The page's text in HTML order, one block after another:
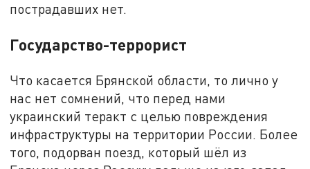
пострадавших нет.
Государство-террорист
Что касается Брянской области, то лично у
нас нет сомнений, что перед нами
украинский теракт с целью повреждения
инфраструктуры на территории России. Более
того, подорван поезд, который шёл из